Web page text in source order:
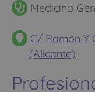
Medicina
C/ Ramón Y
(Alicante)